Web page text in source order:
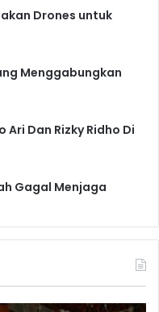
Drones untuk
Menggabungkan
Dan Rizky Ridho Di
Gagal Menjaga